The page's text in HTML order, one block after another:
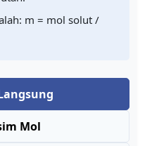
m = mol solut /
Mol